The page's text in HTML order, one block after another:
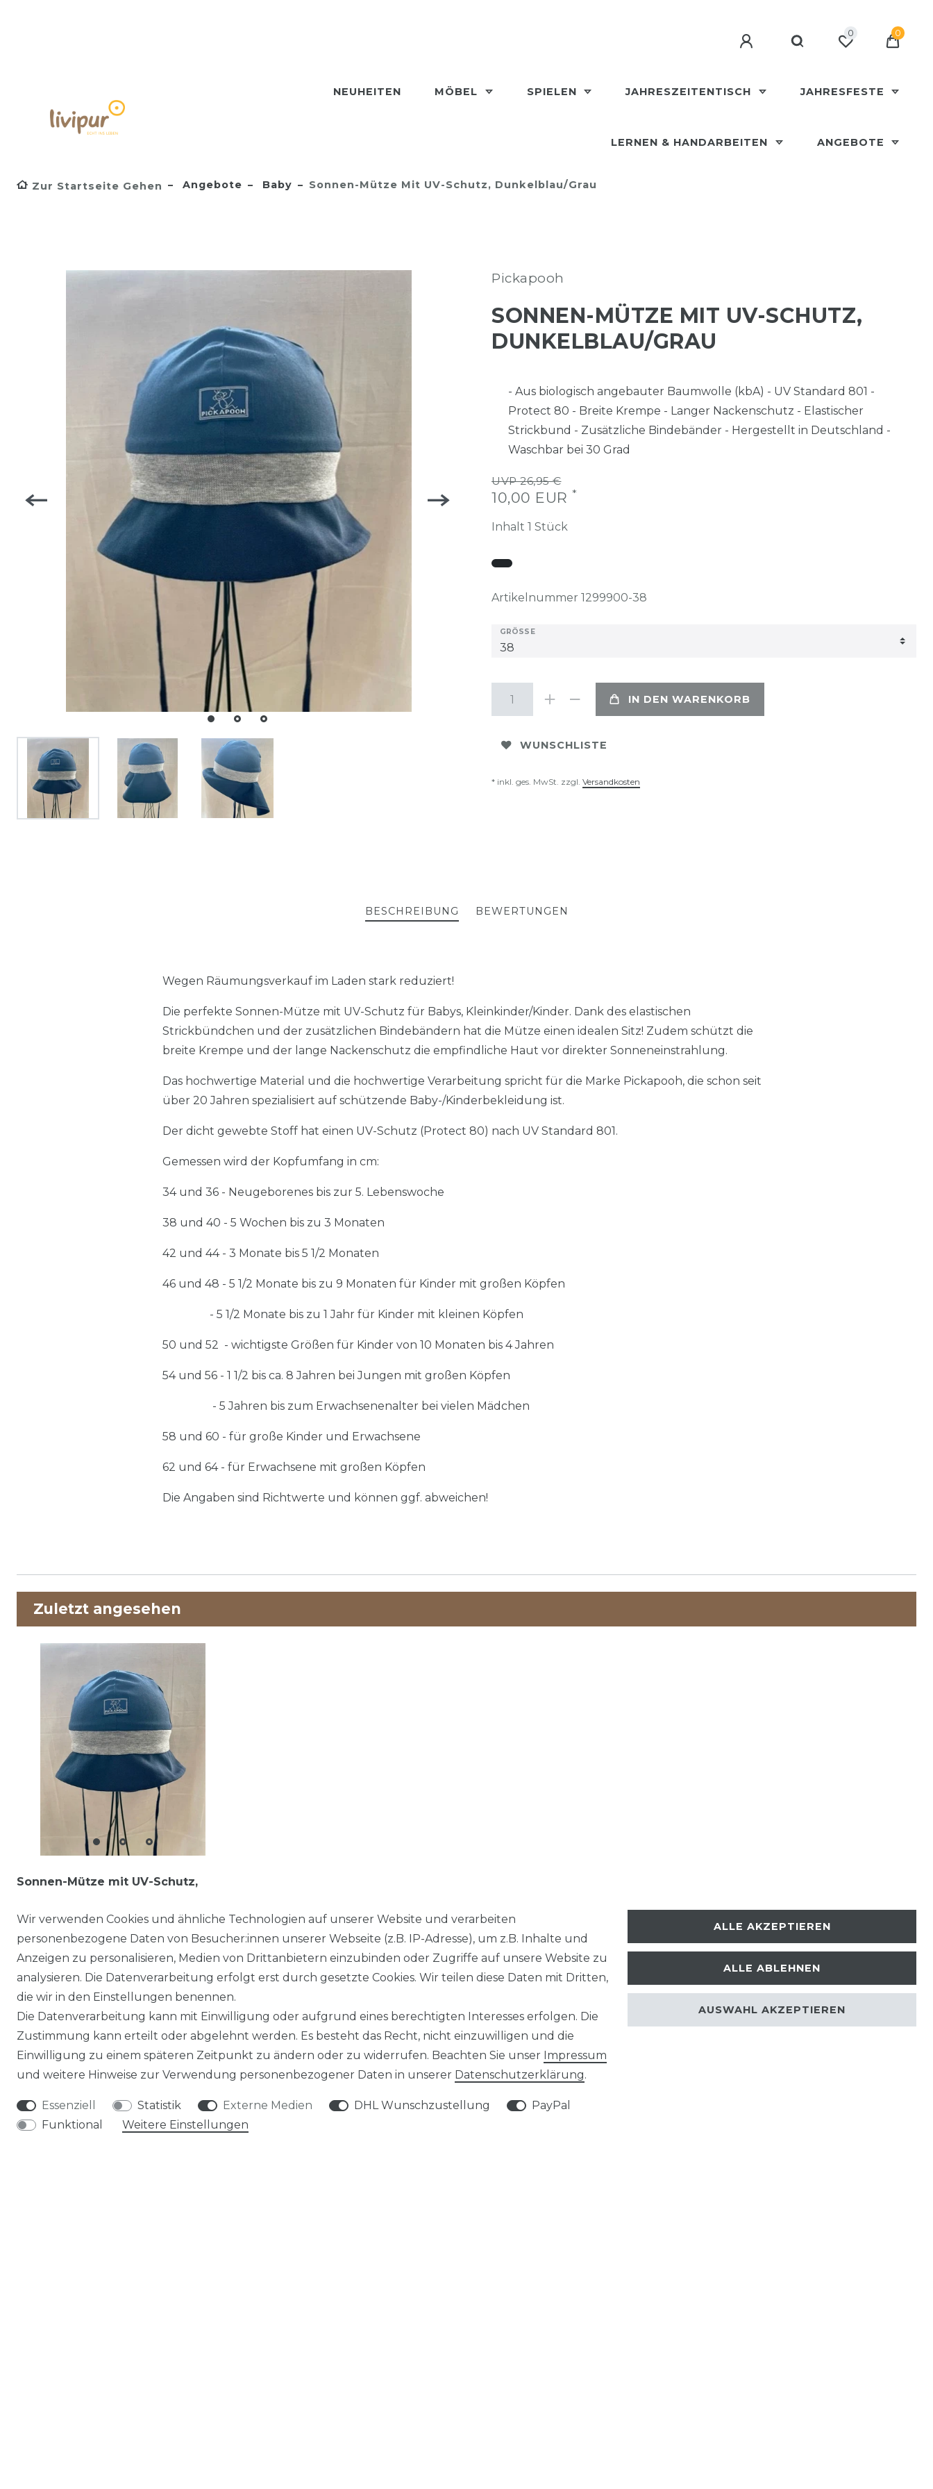
0 0
NEUHEITEN MÖBEL SPIELEN JAHRESZEITENTISCH JAHRESFESTE
LERNEN & HANDARBEITEN ANGEBOTE
Zur Startseite Gehen Angebote Baby Sonnen-Mütze Mit UV-Schutz, Dunkelblau/grau
Pickapooh
SONNEN-MÜTZE MIT UV-SCHUTZ,
DUNKELBLAU/GRAU
- Aus biologisch angebauter Baumwolle (kbA) - UV Standard 801 -
Protect 80 - Breite Krempe - Langer Nackenschutz - Elastischer
Strickbund - Zusätzliche Bindebänder - Hergestellt in Deutschland -
Waschbar bei 30 Grad
UVP 26,95 €
10,00 EUR *
Inhalt 1 Stück
Artikelnummer 1299900-38
GRÖSSE
IN DEN WARENKORB
WUNSCHLISTE
* inkl. ges. MwSt. zzgl. Versandkosten
BESCHREIBUNG BEWERTUNGEN
Wegen Räumungsverkauf im Laden stark reduziert!
Die perfekte Sonnen-Mütze mit UV-Schutz für Babys, Kleinkinder/Kinder. Dank des elastischen
Strickbündchen und der zusätzlichen Bindebändern hat die Mütze einen idealen Sitz! Zudem schützt die
breite Krempe und der lange Nackenschutz die empfindliche Haut vor direkter Sonneneinstrahlung.
Das hochwertige Material und die hochwertige Verarbeitung spricht für die Marke Pickapooh, die schon seit
über 20 Jahren spezialisiert auf schützende Baby-/Kinderbekleidung ist.
Der dicht gewebte Stoff hat einen UV-Schutz (Protect 80) nach UV Standard 801.
Gemessen wird der Kopfumfang in cm:
34 und 36 - Neugeborenes bis zur 5. Lebenswoche
38 und 40 - 5 Wochen bis zu 3 Monaten
42 und 44 - 3 Monate bis 5 1/2 Monaten
46 und 48 - 5 1/2 Monate bis zu 9 Monaten für Kinder mit großen Köpfen
- 5 1/2 Monate bis zu 1 Jahr für Kinder mit kleinen Köpfen
50 und 52 - wichtigste Größen für Kinder von 10 Monaten bis 4 Jahren
54 und 56 - 1 1/2 bis ca. 8 Jahren bei Jungen mit großen Köpfen
- 5 Jahren bis zum Erwachsenenalter bei vielen Mädchen
58 und 60 - für große Kinder und Erwachsene
62 und 64 - für Erwachsene mit großen Köpfen
Die Angaben sind Richtwerte und können ggf. abweichen!
Zuletzt angesehen
Sonnen-Mütze mit UV-Schutz,
UVP 26,95 €
10,00 € *
* zzgl.
AGB
Wir verwenden Cookies und ähnliche Technologien auf unserer Website und verarbeiten
personenbezogene Daten von Besucher:innen unserer Webseite (z.B. IP-Adresse), um z.B. Inhalte und
Anzeigen zu personalisieren, Medien von Drittanbietern einzubinden oder Zugriffe auf unsere Website zu
analysieren. Die Datenverarbeitung erfolgt erst durch gesetzte Cookies. Wir teilen diese Daten mit Dritten,
die wir in den Einstellungen benennen.
Die Datenverarbeitung kann mit Einwilligung oder aufgrund eines berechtigten Interesses erfolgen. Die
Zustimmung kann erteilt oder abgelehnt werden. Es besteht das Recht, nicht einzuwilligen und die
Einwilligung zu einem späteren Zeitpunkt zu ändern oder zu widerrufen. Beachten Sie unser Impressum
und weitere Hinweise zur Verwendung personenbezogener Daten in unserer Daten­schutz­erklärung.
Essenziell Statistik Externe Medien DHL Wunschzustellung
PayPal
Funktional
Weitere Einstellungen
ALLE AKZEPTIEREN
ALLE ABLEHNEN
AUSWAHL AKZEPTIEREN